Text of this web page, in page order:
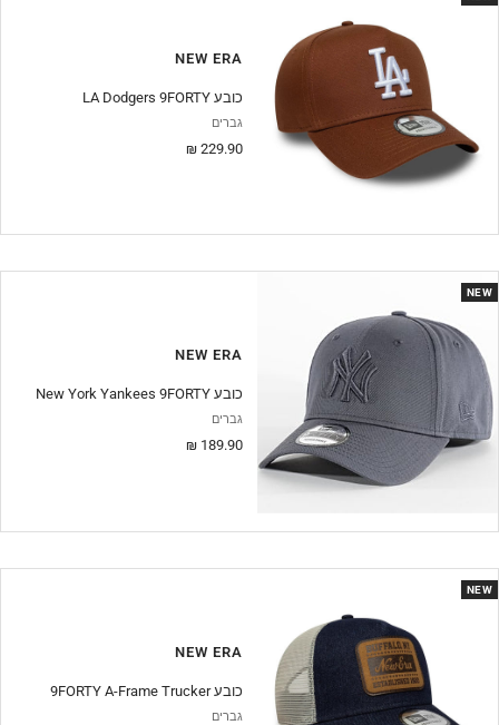
NEW ERA
LA Dodgers 9FORTY כובע
גברים
מחיר
229.90 ₪
NEW
NEW ERA
New York Yankees 9FORTY כובע
גברים
מחיר
189.90 ₪
NEW
NEW ERA
9FORTY A-Frame Trucker כובע
גברים